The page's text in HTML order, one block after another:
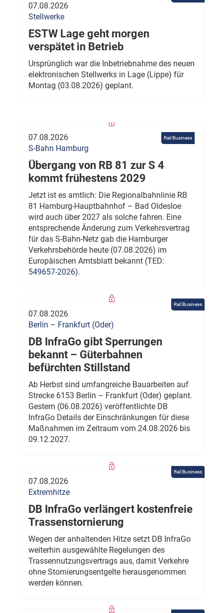
07.08.2026
Stellwerke
ESTW Lage geht morgen
verspätet in Betrieb
Ursprünglich war die Inbetriebnahme des neuen
elektronischen Stellwerks in Lage (Lippe) für
Montag (03.08.2026) geplant.
Rail Business
07.08.2026
S-Bahn Hamburg
Übergang von RB 81 zur S 4
kommt frühestens 2029
Jetzt ist es amtlich: Die Regionalbahnlinie RB
81 Hamburg-Hauptbahnhof – Bad Oldesloe
wird auch über 2027 als solche fahren. Eine
entsprechende Änderung zum Verkehrsvertrag
für das S-Bahn-Netz gab die Hamburger
Verkehrsbehörde heute (07.08.2026) im
Europäischen Amtsblatt bekannt (TED:
549657-2026).
Rail Business
07.08.2026
Berlin – Frankfurt (Oder)
DB InfraGo gibt Sperrungen
bekannt – Güterbahnen
befürchten Stillstand
Ab Herbst sind umfangreiche Bauarbeiten auf
Strecke 6153 Berlin – Frankfurt (Oder) geplant.
Gestern (06.08.2026) veröffentlichte DB
InfraGo Details der Einschränkungen für diese
Maßnahmen im Zeitraum vom 24.08.2026 bis
09.12.2027.
Rail Business
07.08.2026
Extremhitze
DB InfraGo verlängert kostenfreie
Trassenstornierung
Wegen der anhaltenden Hitze setzt DB InfraGo
weiterhin ausgewählte Regelungen des
Trassennutzungsvertrags aus, damit Verkehre
ohne Stornierungsentgelte herausgenommen
werden können.